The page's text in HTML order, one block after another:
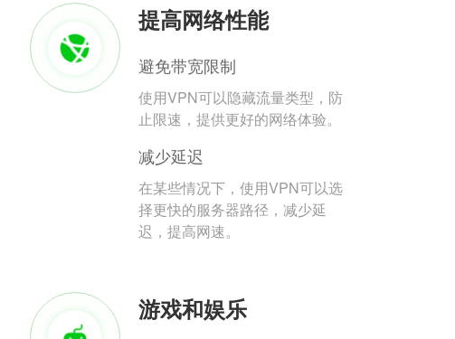
提高网络性能
避免带宽限制
使用VPN可以隐藏流量类型，防
止限速，提供更好的网络体验。
减少延迟
在某些情况下，使用VPN可以选
择更快的服务器路径，减少延
迟，提高网速。
游戏和娱乐